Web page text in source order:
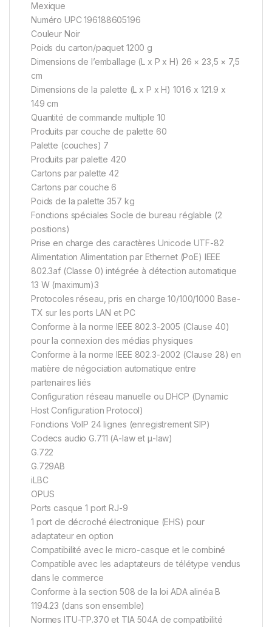
Mexique
Numéro UPC 196188605196
Couleur Noir
Poids du carton/paquet 1200 g
Dimensions de l’emballage (L x P x H) 26 × 23,5 × 7,5
cm
Dimensions de la palette (L x P x H) 101.6 x 121.9 x
149 cm
Quantité de commande multiple 10
Produits par couche de palette 60
Palette (couches) 7
Produits par palette 420
Cartons par palette 42
Cartons par couche 6
Poids de la palette 357 kg
Fonctions spéciales Socle de bureau réglable (2
positions)
Prise en charge des caractères Unicode UTF-82
Alimentation Alimentation par Ethernet (PoE) IEEE
802.3af (Classe 0) intégrée à détection automatique
13 W (maximum)3
Protocoles réseau, pris en charge 10/100/1000 Base-
TX sur les ports LAN et PC
Conforme à la norme IEEE 802.3-2005 (Clause 40)
pour la connexion des médias physiques
Conforme à la norme IEEE 802.3-2002 (Clause 28) en
matière de négociation automatique entre
partenaires liés
Configuration réseau manuelle ou DHCP (Dynamic
Host Configuration Protocol)
Fonctions VoIP 24 lignes (enregistrement SIP)
Codecs audio G.711 (A-law et μ-law)
G.722
G.729AB
iLBC
OPUS
Ports casque 1 port RJ-9
1 port de décroché électronique (EHS) pour
adaptateur en option
Compatibilité avec le micro-casque et le combiné
Compatible avec les adaptateurs de télétype vendus
dans le commerce
Conforme à la section 508 de la loi ADA alinéa B
1194.23 (dans son ensemble)
Normes ITU-TP.370 et TIA 504A de compatibilité